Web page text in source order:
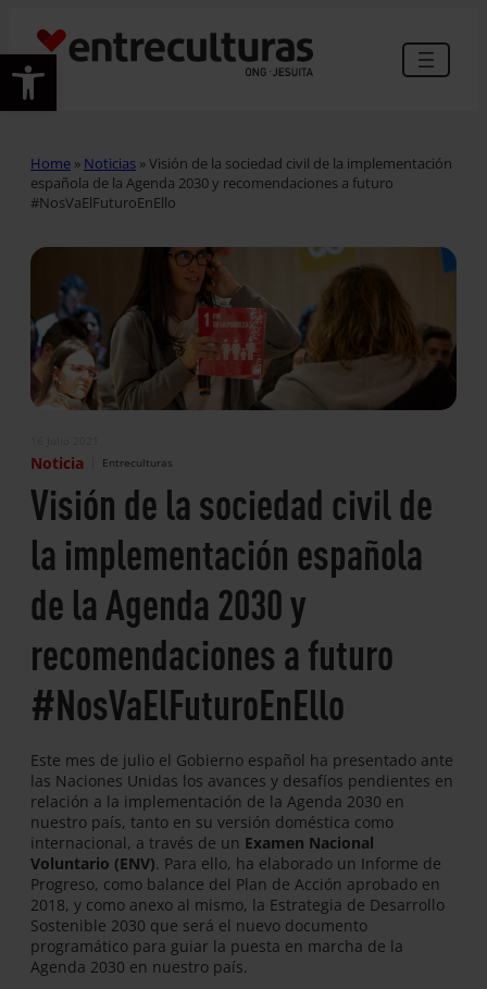
Abrir barra de herramientas
Home » Noticias »Visión de la sociedad civil de la implementación
española de la Agenda 2030 y recomendaciones a futuro
#NosVaElFuturoEnEllo
Noticia Entreculturas
Visión de la sociedad civil de
la implementación española
de la Agenda 2030 y
recomendaciones a futuro
#NosVaElFuturoEnEllo
Este mes de julio el Gobierno español ha presentado ante
las Naciones Unidas los avances y desafíos pendientes en
relación a la implementación de la Agenda 2030 en
nuestro país, tanto en su versión doméstica como
internacional, a través de un Examen Nacional
Voluntario (ENV). Para ello, ha elaborado un Informe de
Progreso, como balance del Plan de Acción aprobado en
2018, y como anexo al mismo, la Estrategia de Desarrollo
Sostenible 2030 que será el nuevo documento
programático para guiar la puesta en marcha de la
Agenda 2030 en nuestro país.